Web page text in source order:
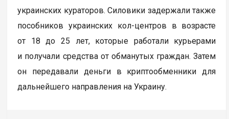
украинских кураторов. Силовики задержали также
пособников украинских кол-центров в возрасте
от 18 до 25 лет, которые работали курьерами
и получали средства от обманутых граждан. Затем
он передавали деньги в криптообменники для
дальнейшего направления на Украину.